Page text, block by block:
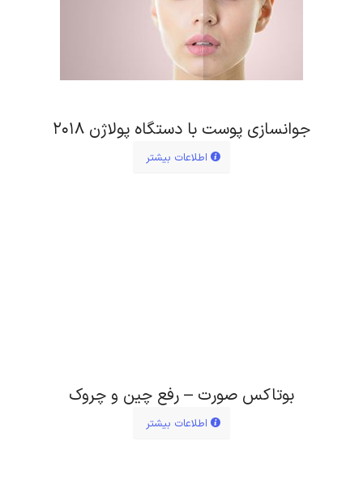
جوانسازی پوست با دستگاه پولاژن ۲۰۱۸
اطلاعات بیشتر
بوتاکس صورت – رفع چین و چروک
اطلاعات بیشتر